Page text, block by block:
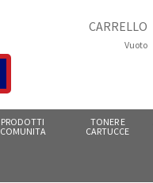
CARRELLO
Vuoto
PRODOTTI
COMUNITA
TONER E
CARTUCCE